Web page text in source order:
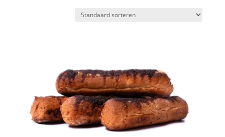
Levering aan BPost-
kantoren
+TOEVOEGEN